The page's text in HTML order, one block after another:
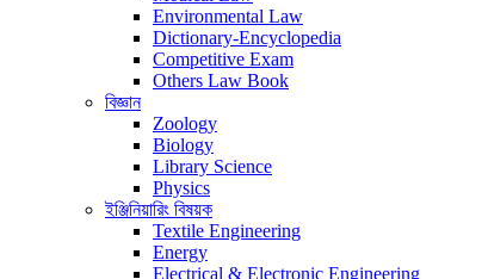
Environmental Law
Dictionary-Encyclopedia
Competitive Exam
Others Law Book
বিজ্ঞান
Zoology
Biology
Library Science
Physics
ইঞ্জিনিয়ারিং বিষয়ক
Textile Engineering
Energy
Electrical & Electronic Engineering